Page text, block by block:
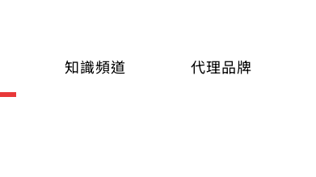
知識頻道 代理品牌